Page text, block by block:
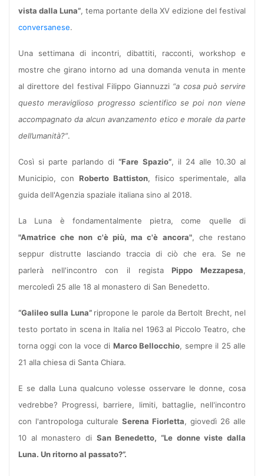
vista dalla Luna”, tema portante della XV edizione del festival
conversanese.
Una settimana di incontri, dibattiti, racconti, workshop e
mostre che girano intorno ad una domanda venuta in mente
al direttore del festival Filippo Giannuzzi “a cosa può servire
questo meraviglioso progresso scientifico se poi non viene
accompagnato da alcun avanzamento etico e morale da parte
dell’umanità?”.
Così si parte parlando di“Fare Spazio”, il 24 alle 10.30 al
Municipio, con Roberto Battiston, fisico sperimentale, alla
guida dell'Agenzia spaziale italiana sino al 2018.
La Luna è fondamentalmente pietra, come quelle di
"Amatrice che non c'è più, ma c'è ancora", che restano
seppur distrutte lasciando traccia di ciò che era. Se ne
parlerà nell'incontro con il registaPippo Mezzapesa,
mercoledì 25 alle 18 al monastero di San Benedetto.
“Galileo sulla Luna” ripropone le parole da Bertolt Brecht, nel
testo portato in scena in Italia nel 1963 al Piccolo Teatro, che
torna oggi con la voce di Marco Bellocchio, sempre il 25 alle
21 alla chiesa di Santa Chiara.
E se dalla Luna qualcuno volesse osservare le donne, cosa
vedrebbe? Progressi, barriere, limiti, battaglie, nell'incontro
con l'antropologa culturale Serena Fiorletta, giovedì 26 alle
10 al monastero di San Benedetto, “Le donne viste dalla
Luna. Un ritorno al passato?”.